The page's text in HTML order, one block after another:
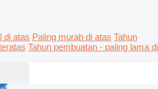
di atas Paling murah di atas Tahun
Tahun pembuatan - paling lama di